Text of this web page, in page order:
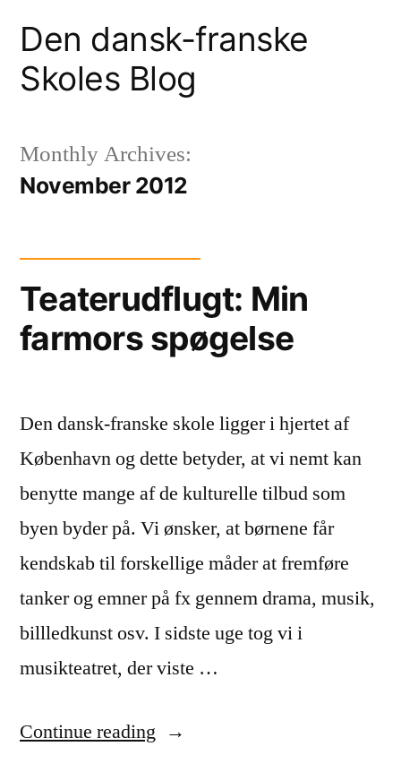
content
Den dansk-franske
Skoles Blog
Monthly Archives:
November 2012
Teaterudflugt: Min
farmors spøgelse
Den dansk-franske skole ligger i hjertet af
København og dette betyder, at vi nemt kan
benytte mange af de kulturelle tilbud som
byen byder på. Vi ønsker, at børnene får
kendskab til forskellige måder at fremføre
tanker og emner på fx gennem drama, musik,
billledkunst osv. I sidste uge tog vi i
musikteatret, der viste …
Continue reading “Teaterudflugt: